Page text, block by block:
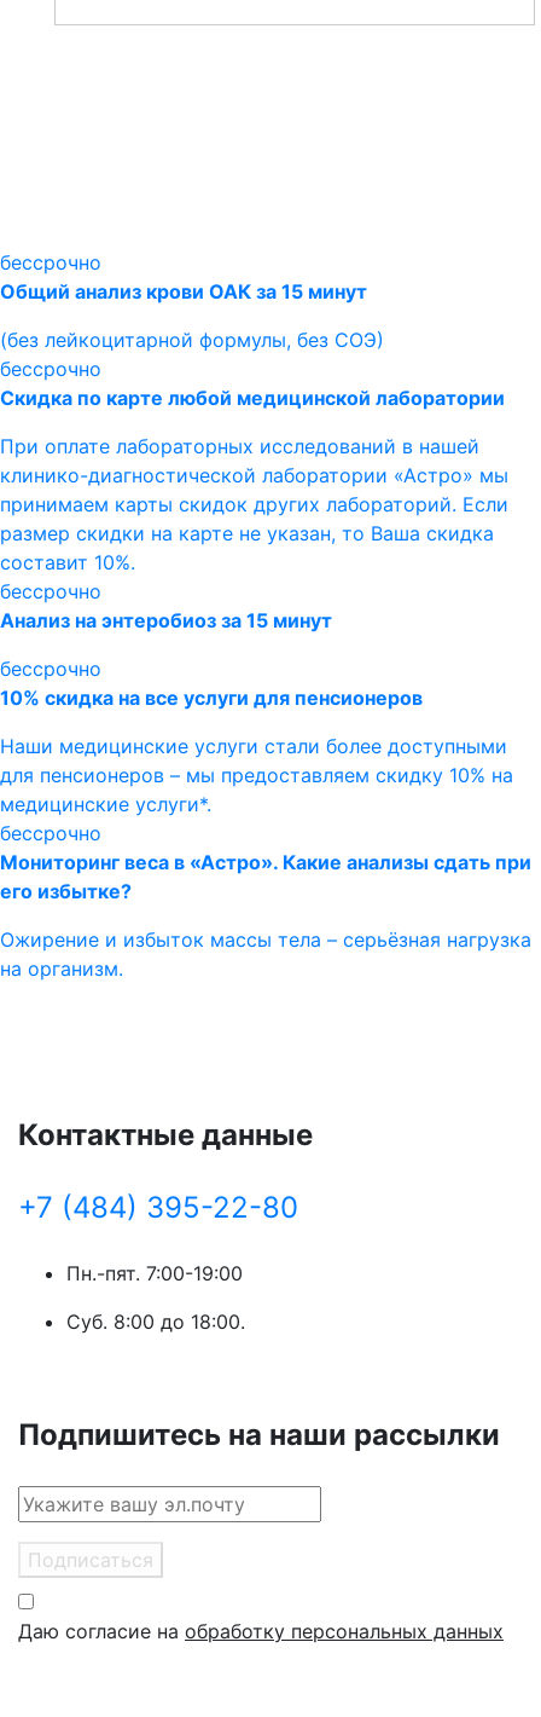
бессрочно
Общий анализ крови ОАК за 15 минут
(без лейкоцитарной формулы, без СОЭ)
бессрочно
Скидка по карте любой медицинской лаборатории
При оплате лабораторных исследований в нашей
клинико-диагностической лаборатории «Астро» мы
принимаем карты скидок других лабораторий. Если
размер скидки на карте не указан, то Ваша скидка
составит 10%.
бессрочно
Анализ на энтеробиоз за 15 минут
бессрочно
10% скидка на все услуги для пенсионеров
Наши медицинские услуги стали более доступными
для пенсионеров – мы предоставляем скидку 10% на
медицинские услуги*.
бессрочно
Мониторинг веса в «Астро». Какие анализы сдать при
его избытке?
Ожирение и избыток массы тела – серьёзная нагрузка
на организм.
Контактные данные
+7 (484) 395-22-80
Пн.-пят. 7:00-19:00
Суб. 8:00 до 18:00.
Подпишитесь на наши рассылки
Подписаться
Даю согласие на обработку персональных данных